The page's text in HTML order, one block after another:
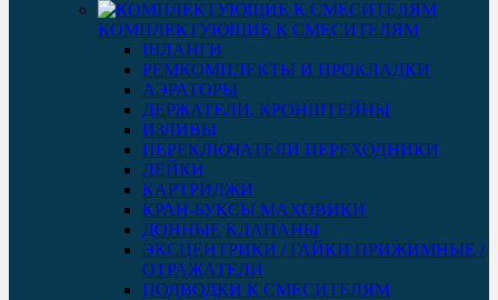
КОМПЛЕКТУЮЩИЕ К СМЕСИТЕЛЯМ
ШЛАНГИ
РЕМКОМПЛЕКТЫ И ПРОКЛАДКИ
АЭРАТОРЫ
ДЕРЖАТЕЛИ, КРОНШТЕЙНЫ
ИЗЛИВЫ
ПЕРЕКЛЮЧАТЕЛИ ПЕРЕХОДНИКИ
ЛЕЙКИ
КАРТРИДЖИ
КРАН-БУКСЫ МАХОВИКИ
ДОННЫЕ КЛАПАНЫ
ЭКСЦЕНТРИКИ / ГАЙКИ ПРИЖИМНЫЕ /
ОТРАЖАТЕЛИ
ПОДВОДКИ К СМЕСИТЕЛЯМ